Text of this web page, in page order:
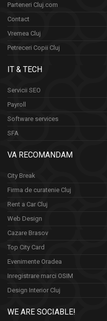
Parteneri Cluj.com
Contact
Vremea Cluj
Petreceri Copii Cluj
IT & TECH
Servicii SEO
Payroll
Software services
SFA
VA RECOMANDAM
City Break
Firma de curatenie Cluj
Rent a Car Cluj
Web Design
Cazare Brasov
Top City Card
Evenimente Oradea
Inregistrare marci OSIM
Design Interior Cluj
WE ARE SOCIABLE!